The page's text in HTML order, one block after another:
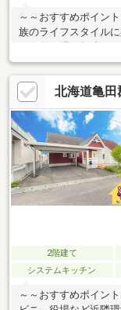
～～おすすめポイン
族のライフスタイル
まの遊び場や趣味の
とりある広さ～～周
ン・・・25分■ラッ
長・・・車で8分土日
です♪写真とは違う実
許可を受けておりま
い。税金や銀行融資
サポートさせて頂きま
北海道亀田
2階建て
システムキッチン
～～おすすめポイン